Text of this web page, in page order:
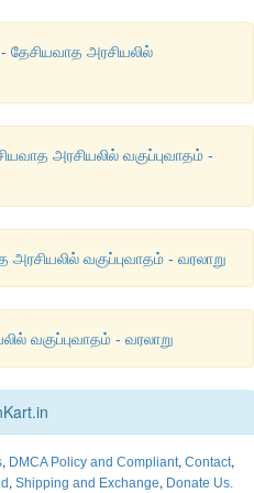
கோராதவர்களாகவும் இருத்தல்
இந்துக்கள் ஆகிய
உறுதிபடக்
தடை செய்தது.
இந்து மகாசபையில்
இருக்கத் தகுதி
அரசியலில்
அரசியலில் வகுப்புவாதம் -
வகுப்புவாதம் - வரலாறு
வகுப்புவாதம் - வரலாறு
, DMCA Policy and Compliant, Contact,
, Shipping and Exchange, Donate Us.